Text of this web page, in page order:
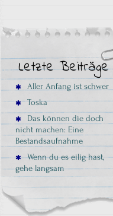
Letzte Beiträge
Aller Anfang ist schwer
Toska
Das können die doch
nicht machen: Eine
Bestandsaufnahme
Wenn du es eilig hast,
gehe langsam